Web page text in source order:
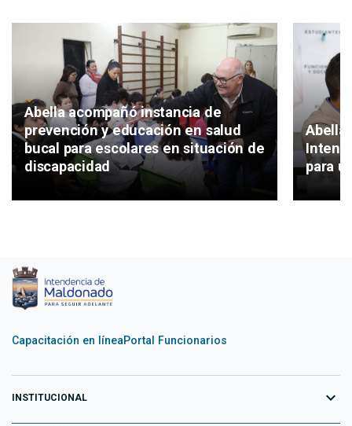
Abella acompañó instancia de
prevención y educación en salud
bucal para escolares en situación de
discapacidad
Abella
para
Capacitación en líneaPortal Funcionarios
INSTITUCIONAL expand_more